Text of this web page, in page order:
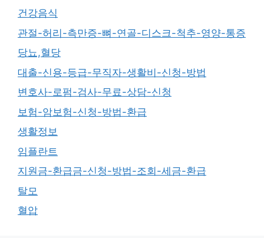
건강음식
관절-허리-측만증-뼈-연골-디스크-척추-영양-통증
당뇨,혈당
대출-신용-등급-무직자-생활비-신청-방법
변호사-로펌-검사-무료-상담-신청
보험-암보험-신청-방법-환급
생활정보
임플란트
지원금-환급금-신청-방법-조회-세금-환급
탈모
혈압